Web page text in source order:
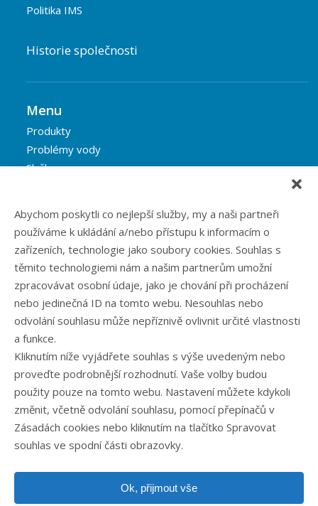
Abychom poskytli co nejlepší služby, my a naši partneři
používáme k ukládání a/nebo přístupu k informacím o
zařízeních, technologie jako soubory cookies. Souhlas s
těmito technologiemi nám a našim partnerům umožní
zpracovávat osobní údaje, jako je chování při procházení
nebo jedinečná ID na tomto webu. Nesouhlas nebo
odvolání souhlasu může nepříznivě ovlivnit určité vlastnosti
a funkce.
Kliknutím níže vyjádřete souhlas s výše uvedeným nebo
proveďte podrobnější rozhodnutí. Vaše volby budou
použity pouze na tomto webu. Nastavení můžete kdykoli
změnit, včetně odvolání souhlasu, pomocí přepínačů v
Zásadách cookies nebo kliknutím na tlačítko Spravovat
souhlas ve spodní části obrazovky.
Ok, přijmout vše
Politika IMS
Historie společnosti
Menu
Produkty
Problémy vody
Služby
Eshop
Kontakt
Rubriky článků
Články
Podcast
Případové studie
Realizované zakázky
Slovník
Zaměstnání